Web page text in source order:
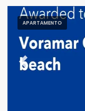
APARTAMENTO
Previous